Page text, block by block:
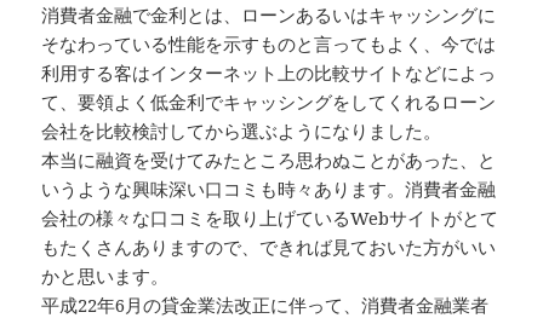
消費者金融で金利とは、ローンあるいはキャッシングに
そなわっている性能を示すものと言ってもよく、今では
利用する客はインターネット上の比較サイトなどによっ
て、要領よく低金利でキャッシングをしてくれるローン
会社を比較検討してから選ぶようになりました。
本当に融資を受けてみたところ思わぬことがあった、と
いうような興味深い口コミも時々あります。消費者金融
会社の様々な口コミを取り上げているWebサイトがとて
もたくさんありますので、できれば見ておいた方がいい
かと思います。
平成22年6月の貸金業法改正に伴って、消費者金融業者